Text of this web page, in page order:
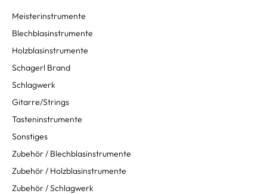
Meisterinstrumente
Blechblasinstrumente
Holzblasinstrumente
Schagerl Brand
Schlagwerk
Gitarre/Strings
Tasteninstrumente
Sonstiges
Zubehör / Blechblasinstrumente
Zubehör / Holzblasinstrumente
Zubehör / Schlagwerk